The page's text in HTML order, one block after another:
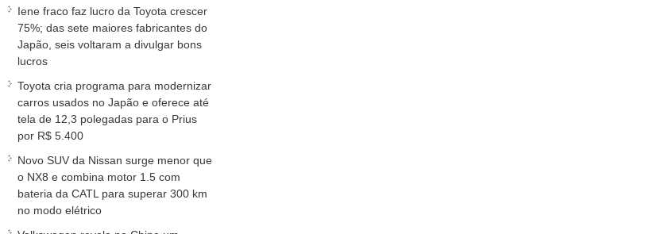
Iene fraco faz lucro da Toyota crescer
75%; das sete maiores fabricantes do
Japão, seis voltaram a divulgar bons
lucros
Toyota cria programa para modernizar
carros usados no Japão e oferece até
tela de 12,3 polegadas para o Prius
por R$ 5.400
Novo SUV da Nissan surge menor que
o NX8 e combina motor 1.5 com
bateria da CATL para superar 300 km
no modo elétrico